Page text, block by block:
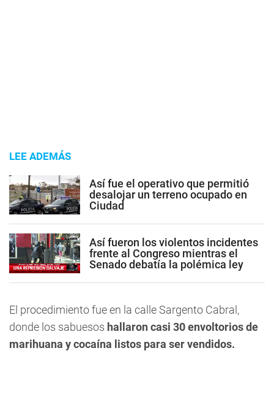
LEE ADEMÁS
Así fue el operativo que permitió
desalojar un terreno ocupado en
Ciudad
Así fueron los violentos incidentes
frente al Congreso mientras el
Senado debatía la polémica ley
El procedimiento fue en la calle Sargento Cabral,
donde los sabuesos hallaron casi 30 envoltorios de
marihuana y cocaína listos para ser vendidos.